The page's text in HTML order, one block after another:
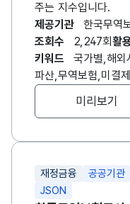
주는 지수입니다.
제공기관
한국무역
조회수
2,247회 활
키워드
국가별,해외
파산,무역보험,미결제
미리보기
재정금융
공공기관
JSON